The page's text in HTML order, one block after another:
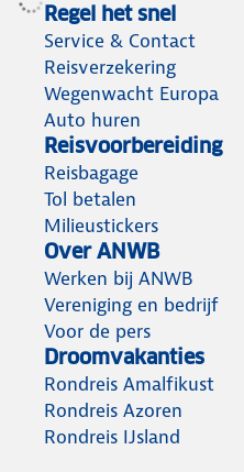
Regel het snel
Service & Contact
Reisverzekering
Wegenwacht Europa
Auto huren
Reisvoorbereiding
Reisbagage
Tol betalen
Milieustickers
Over ANWB
Werken bij ANWB
Vereniging en bedrijf
Voor de pers
Droomvakanties
Rondreis Amalfikust
Rondreis Azoren
Rondreis IJsland